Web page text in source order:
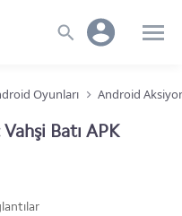
Oyunları Android
Batı APK